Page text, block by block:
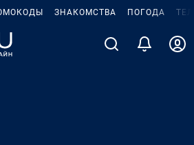
ЗНАКОМСТВА ПОГОДА